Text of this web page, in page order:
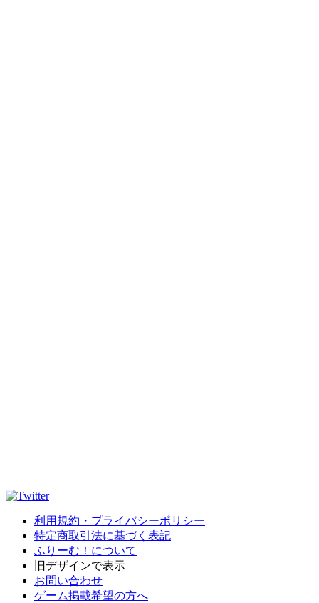
利用規約・プライバシーポリシー
特定商取引法に基づく表記
ふりーむ！について
旧デザインで表示
お問い合わせ
ゲーム掲載希望の方へ